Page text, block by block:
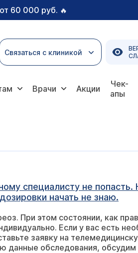
60 000 руб. 🔥
Связаться с клиникой
Врачи Акции
Чек-
апы
специалисту не попасть.
начать не знаю.
При этом состоянии, как
Если у вас есть
заявку на
данные обследования,